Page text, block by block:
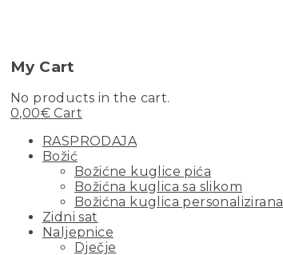
My Cart
No products in the cart.
0,00€ Cart
RASPRODAJA
Božić
Božićne kuglice pića
Božićna kuglica sa slikom
Božićna kuglica personalizirana
Zidni sat
Naljepnice
Dječje